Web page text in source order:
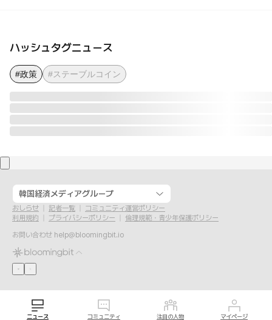
ハッシュタグニュース
#政策 #ステーブルコイン
韓国経済メディアグループ
おしらせ 記者一覧
コミュニティ運営ポリシー
利用規約
プライバシーポリシー
倫理規範・青少年保護ポリシー
お問い合わせ help@bloomingbit.io
ニュース コミュニティ 注目の人物 マイページ